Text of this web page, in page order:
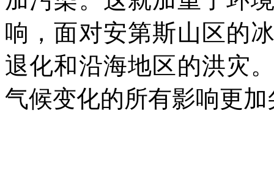
响，面对安第斯山区的
退化和沿海地区的洪灾
气候变化的所有影响更加